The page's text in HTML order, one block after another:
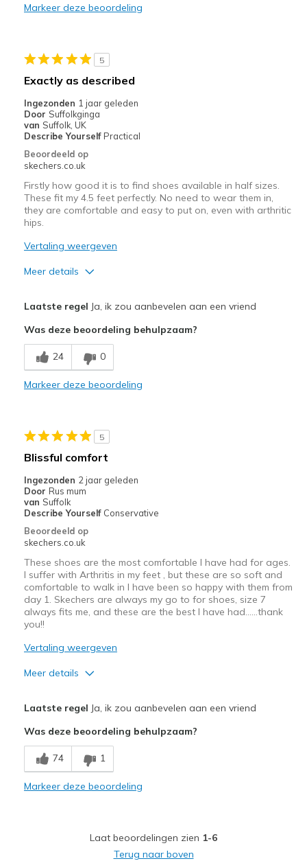
Markeer deze beoordeling
5
Exactly as described
Ingezonden 1 jaar geleden
Door Suffolkginga
van Suffolk, UK
Describe Yourself Practical
Beoordeeld op
skechers.co.uk
Firstly how good it is to find shoes available in half sizes.
These fit my 4.5 feet perfectly. No need to wear them in,
they are comfortable and easy to put on, even with arthritic
hips.
Vertaling weergeven
Meer details
Durable
Beste toepassingen
Casual Wear
View On Shoes
Shoes are for Wearing
Laatste regel Ja, ik zou aanbevelen aan een vriend
Was deze beoordeling behulpzaam?
24 0
Markeer deze beoordeling
5
Blissful comfort
Ingezonden 2 jaar geleden
Door Rus mum
van Suffolk
Describe Yourself Conservative
Beoordeeld op
skechers.co.uk
These shoes are the most comfortable I have had for ages.
I suffer with Arthritis in my feet , but these are so soft and
comfortable to walk in I have been so happy with them from
day 1. Skechers are always my go to for shoes, size 7
always fits me, and these are the best I have had……thank
you!!
Vertaling weergeven
Meer details
Breathe Well
Comfortable
Very comfortable, smooth inside, insole a dream
Laatste regel Ja, ik zou aanbevelen aan een vriend
Was deze beoordeling behulpzaam?
74 1
Markeer deze beoordeling
Laat beoordelingen zien 1-6
Terug naar boven